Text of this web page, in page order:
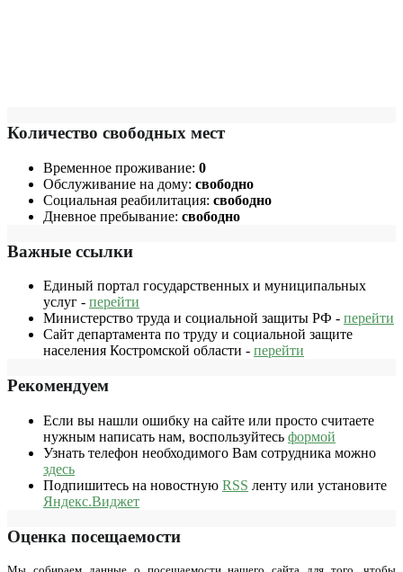
Количество свободных мест
Временное проживание: 0
Обслуживание на дому: свободно
Социальная реабилитация: свободно
Дневное пребывание: свободно
Важные ссылки
Единый портал государственных и муниципальных
услуг - перейти
Министерство труда и социальной защиты РФ - перейти
Сайт департамента по труду и социальной защите
населения Костромской области - перейти
Рекомендуем
Если вы нашли ошибку на сайте или просто считаете
нужным написать нам, воспользуйтесь формой
Узнать телефон необходимого Вам сотрудника можно
здесь
Подпишитесь на новостную RSS ленту или установите
Яндекс.Виджет
Оценка посещаемости